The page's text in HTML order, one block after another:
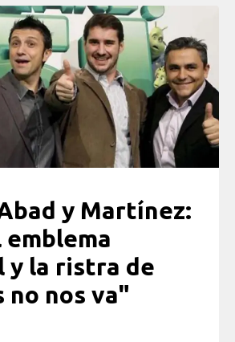
y Martínez:
emblema
y la ristra de
no nos va"